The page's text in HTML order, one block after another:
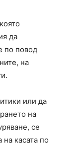
да
по повод
на
или да
на
се
касата по